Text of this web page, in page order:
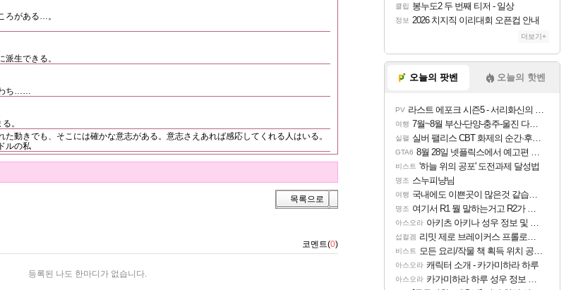
ろがある…。
生できる。
わち……
。
動きでも、そこには確かな意志がある。意志さえあれば感応してくれる人はいる。
ルの私
목록으로
코멘트(0)
등록된 나도 한마디가 없습니다.
클립 봉누도2 두 번째 티저 - 일상
정보 2026 치지직 이리대회 오픈컵 안내
더보기+
오늘의 팟벤 오늘의 핫벤
PV 라스트 에포크 시즌5 - 서리화신의 분노 티저
여행 7월~8월 부산-단양-충주-울진 다녀왔어요~
실팰 실버 팰리스 CBT 화제의 순간·후기 모음
GTA6 8월 28일 넷플릭스에서 예고편 공개 예정
비스트 '하늘 위의 공포' 도전과제 달성법
명조 스누피냥님
여행 국내에도 이쁜곳이 많은것 같습니다
명조 여기서 R1 뭘 말하는거고 R2가 뭘말하는걸까요?
아스오라 아키츠 아키나 성우 정보 및 주요 필모
섭컬겜 리밋 제로 브레이커스 프롤로그 테스트 후기 영상 업로드
비스트 모든 요리/작물 책 획득 위치 공략 (36개) - 미식가 도전과제
아스오라 캐릭터 소개 - 카가미하라 하루
아스오라 카가미하라 하루 성우 정보 및 주요 필모